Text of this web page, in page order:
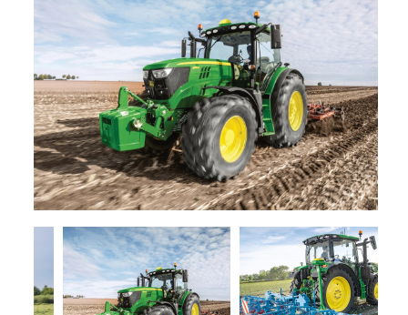
NOLEGGIO
PROMOZIONI
SERVIZI
NEWS
TESTATE
GIARDINAGGIO